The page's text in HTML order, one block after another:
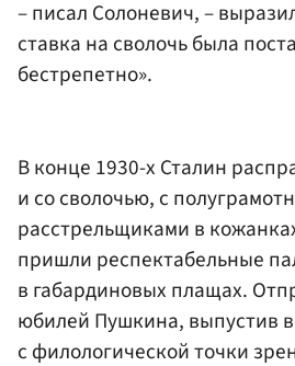
– писал Солоневич, –
ставка на сволочь была
бестрепетно».
В конце 1930-х Сталин
и со сволочью, с
расстрельщиками в
пришли респектабельные
в габардиновых плащах.
юбилей Пушкина, выпустив
с филологической точки